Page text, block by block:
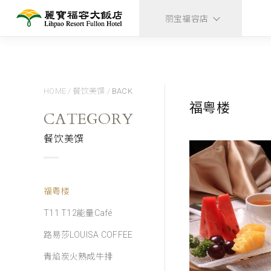
丽宝福容店
HOME / 餐饮美馔 / BACK
CATEGORY
餐饮美馔
福粤楼
T11 T12能量Café
路易莎LOUISA COFFEE
青焰炭火熟成牛排
福粤楼